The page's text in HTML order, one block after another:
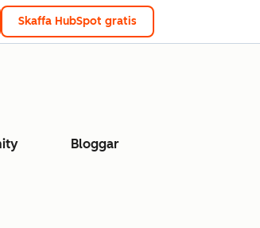
Skaffa HubSpot gratis
Bloggar